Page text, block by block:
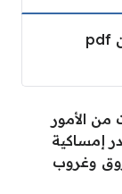
الأمور
إمساكية
وغروب